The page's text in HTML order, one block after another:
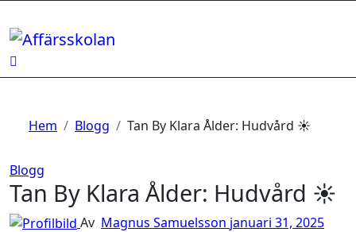
till
innehåll
Hem Blogg Tan By Klara Ålder: Hudvård ☀️
Blogg
Tan By Klara Ålder: Hudvård ☀️
Av Magnus Samuelsson januari 31, 2025